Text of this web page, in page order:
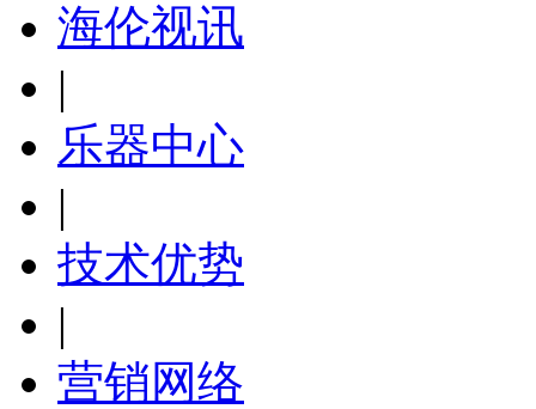
海伦视讯
|
乐器中心
|
技术优势
|
营销网络